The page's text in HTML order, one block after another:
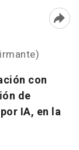
con
de
IA, en la